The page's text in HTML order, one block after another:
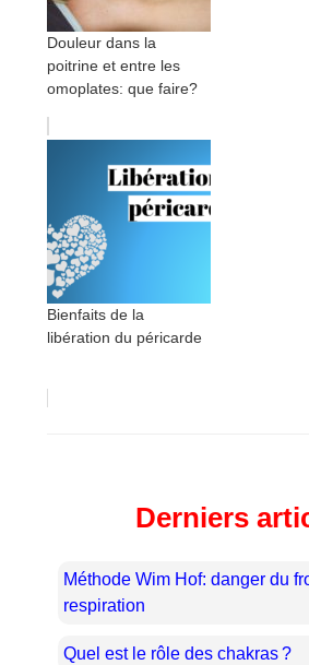
Douleur dans la
poitrine et entre les
omoplates: que faire?
Bienfaits de la
libération du péricarde
Derniers
Méthode Wim Hof: danger du
respiration
Quel est le rôle des chakras ?